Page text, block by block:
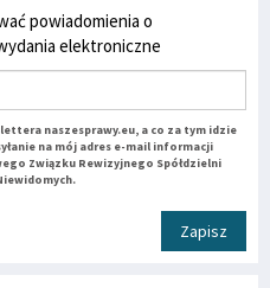
powiadomienia o
elektroniczne
naszesprawy.eu, a co za tym idzie
na mój adres e-mail informacji
Związku Rewizyjnego Spółdzielni
Zapisz